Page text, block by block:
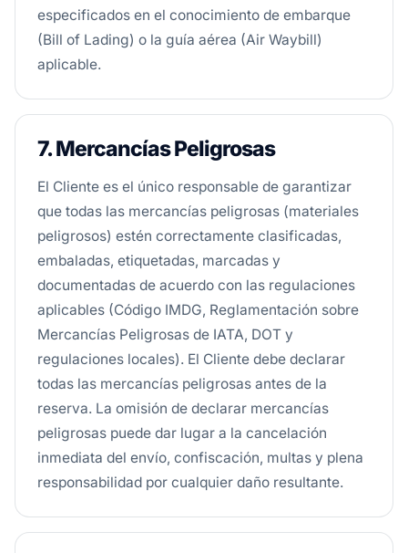
especificados en el conocimiento de embarque
(Bill of Lading) o la guía aérea (Air Waybill)
aplicable.
7. Mercancías Peligrosas
El Cliente es el único responsable de garantizar
que todas las mercancías peligrosas (materiales
peligrosos) estén correctamente clasificadas,
embaladas, etiquetadas, marcadas y
documentadas de acuerdo con las regulaciones
aplicables (Código IMDG, Reglamentación sobre
Mercancías Peligrosas de IATA, DOT y
regulaciones locales). El Cliente debe declarar
todas las mercancías peligrosas antes de la
reserva. La omisión de declarar mercancías
peligrosas puede dar lugar a la cancelación
inmediata del envío, confiscación, multas y plena
responsabilidad por cualquier daño resultante.